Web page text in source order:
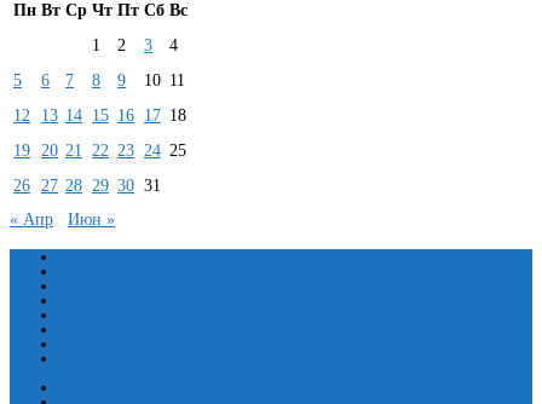
Пн Вт Ср Чт Пт Сб Вс
1
2 3
4
5
6 7 8 9 10 11
12
13 14 15 16 17 18
19 20 21 22 23 24 25
26 27 28 29 30 31
« Апр
Июн »